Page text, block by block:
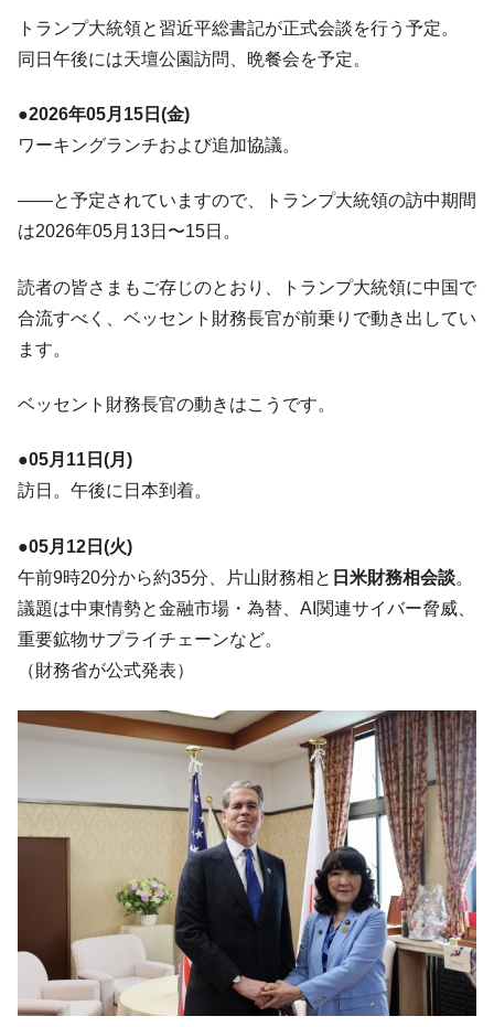
『Money1』
『韓国銀行』が「金の保有量を増やしま
す」⇒「金を経由するドル入手」手段ではないのか？
ル」まで拡大 ⇒ 海外資金の動きに強く左右される状態
韓国･帰ってきた李在明。李在明を支持しな
『Money1』
韓国大統領府ボンクラ政策室長が告発され
た ⇒ 国家が行った恐るべき株価操作であり、空前の国政壟
『Money1』
韓国･警察職員が「丸刈りになって抗議活
動」
国の過剰生産が世界を蝕む。
種は全般的「不調」⇒ PSIが示す現況は決して良くない。
『Money1』
【米韓激突案件】韓国消費者院が『クーパ
『Money1』
『Money1』
韓国型イージス搭載の次世代駆逐艦
「KDDX」1番艦、2032年竣工と公示
『Money1』
【対日本円】ウォン安が急進！ 日米の協調
に韓国がいっちょがみしたのでは。
『Money1』
韓国政府『BYD』車への補助金を全廃 ⇒ 実
は韓国で『BYD』車は売れている。6カ月で対前年同期比
在韓米国大使スティールが着韓！⇒ さっそ
く空港に詰めかけ「出て行け！」「極右勢力」のプラカー
ドを掲げる「在韓反米勢力」
『Money1』
韓国政府「2035年までに18.4GW規模のAIデ
ータセンター整備」⇒ だから無理だってば。
『Money1』
JPモルガン「韓国レバレッジETFの清算は
ほぼ終わった」
『Money1』
韓国『国民年金公団』株価暴落で200兆蒸
トランプ大統領と習近平総書記が正式会談を行う予定。
同日午後には天壇公園訪問、晩餐会を予定。
●2026年05月15日(金)
ワーキングランチおよび追加協議。
――と予定されていますので、トランプ大統領の訪中期間
は2026年05月13日〜15日。
読者の皆さまもご存じのとおり、トランプ大統領に中国で
合流すべく、ベッセント財務長官が前乗りで動き出してい
ます。
ベッセント財務長官の動きはこうです。
●05月11日(月)
訪日。午後に日本到着。
●05月12日(火)
午前9時20分から約35分、片山財務相と 日米財務相会談。
議題は中東情勢と金融市場・為替、AI関連サイバー脅威、
重要鉱物サプライチェーンなど。
（財務省が公式発表）